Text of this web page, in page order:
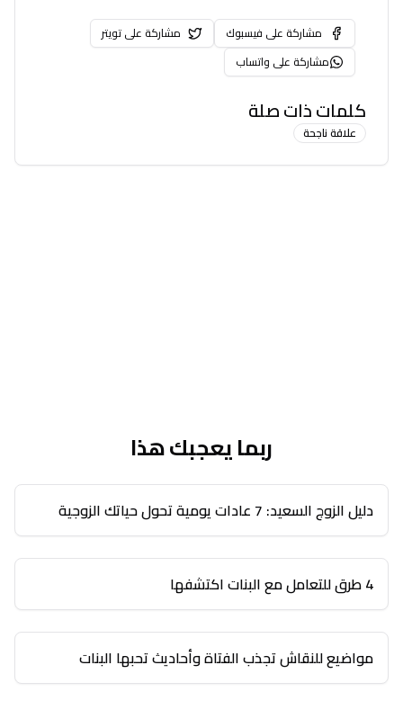
مشاركة على فيسبوك
مشاركة على تويتر
مشاركة على واتساب
كلمات ذات صلة
علاقة ناجحة
ربما يعجبك هذا
دليل الزوج السعيد: 7 عادات يومية تحول حياتك الزوجية
4 طرق للتعامل مع البنات اكتشفها
مواضيع للنقاش تجذب الفتاة وأحاديث تحبها البنات